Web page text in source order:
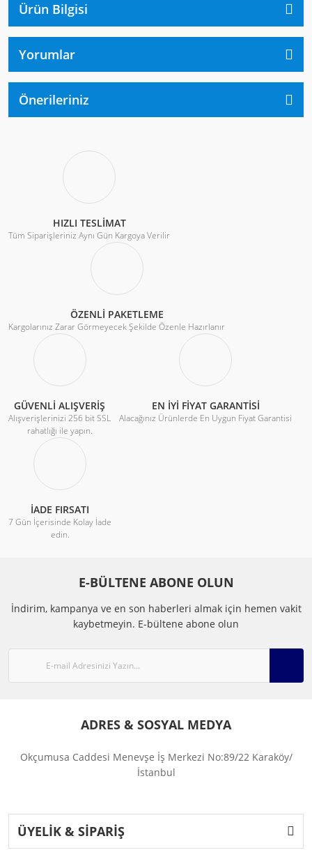
Ürün Bilgisi
Yorumlar
Önerileriniz
HIZLI TESLİMAT
Tüm Siparişleriniz Aynı Gün Kargoya Verilir
ÖZENLİ PAKETLEME
Kargolarınız Zarar Görmeyecek Şekilde Özenle Hazırlanır
GÜVENLİ ALIŞVERİŞ
Alışverişlerinizi 256 bit SSL
rahatlığı ile yapın.
EN İYİ FİYAT GARANTİSİ
Alacağınız Ürünlerde En Uygun Fiyat Garantisi
İADE FIRSATI
7 Gün İçerisinde Kolay İade
edin.
E-BÜLTENE ABONE OLUN
İndirim, kampanya ve en son haberleri almak için hemen vakit
kaybetmeyin. E-bültene abone olun
ADRES & SOSYAL MEDYA
Okçumusa Caddesi Menevşe İş Merkezi No:89/22 Karaköy/
İstanbul
ÜYELİK & SİPARİŞ